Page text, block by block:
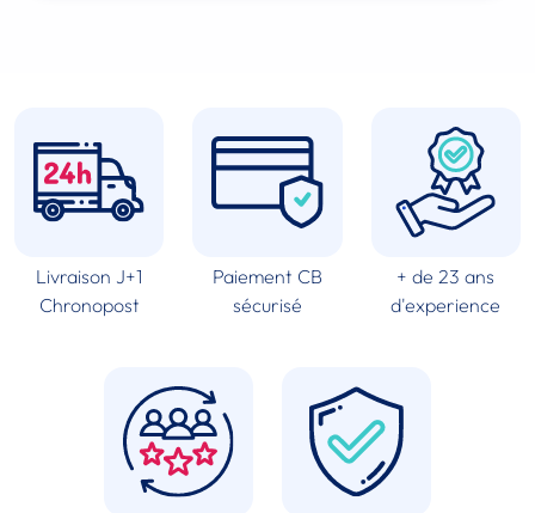
Livraison J+1
Chronopost
Paiement CB
sécurisé
+ de 23 ans
d'experience